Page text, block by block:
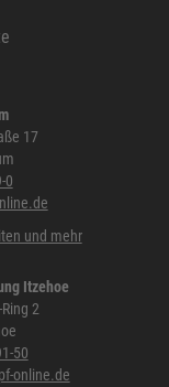
17
0
und mehr
Itzehoe
2
50
online.de